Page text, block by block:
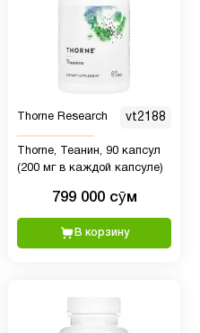
Thorne Research vt2188
Thorne, Теанин, 90 капсул
(200 мг в каждой капсуле)
799 000 сӯм
В корзину